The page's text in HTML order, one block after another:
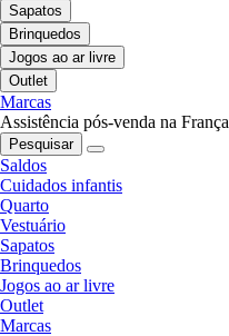
Sapatos
Brinquedos
Jogos ao ar livre
Outlet
Marcas
Assistência pós-venda na França
Pesquisar
Saldos
Cuidados infantis
Quarto
Vestuário
Sapatos
Brinquedos
Jogos ao ar livre
Outlet
Marcas